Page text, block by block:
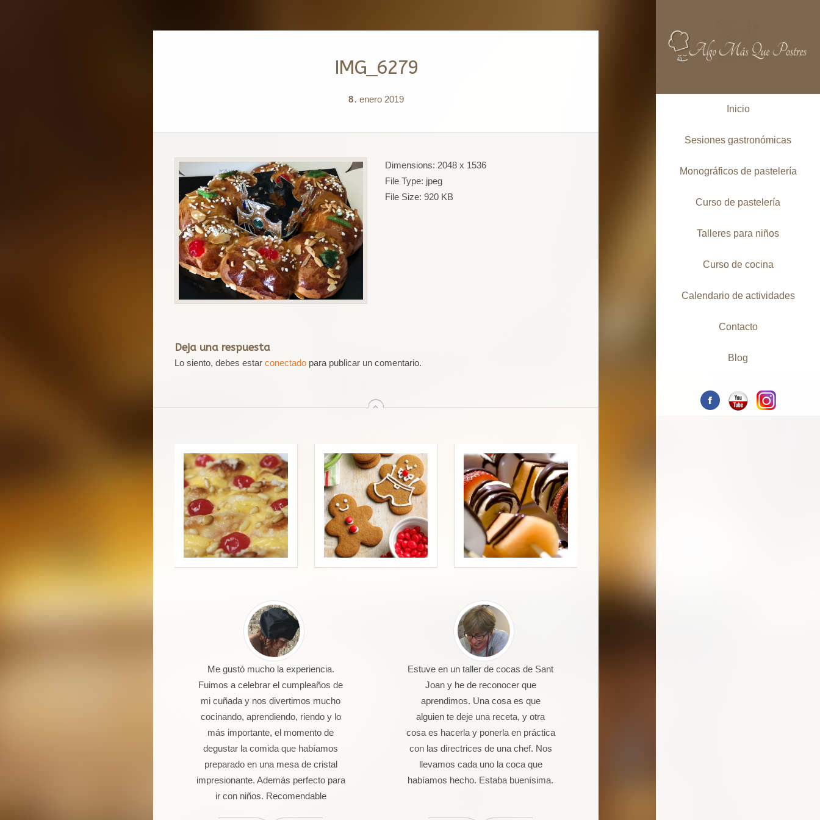
Inicio
Sesiones gastronómicas
Monográficos de pastelería
Curso de pastelería
Talleres para niños
Curso de cocina
Calendario de actividades
Contacto
Blog
IMG_6279
8 . enero 2019
Dimensions: 2048 x 1536
File Type: jpeg
File Size: 920 KB
Deja una respuesta
Lo siento, debes estar conectado para publicar un comentario.
arriba
Me gustó mucho la experiencia.
Fuimos a celebrar el cumpleaños de
mi cuñada y nos divertimos mucho
cocinando, aprendiendo, riendo y lo
más importante, el momento de
degustar la comida que habíamos
preparado en una mesa de cristal
impresionante. Además perfecto para
ir con niños. Recomendable
Estuve en un taller de cocas de Sant
Joan y he de reconocer que
aprendimos. Una cosa es que
alguien te deje una receta, y otra
cosa es hacerla y ponerla en práctica
con las directrices de una chef. Nos
llevamos cada uno la coca que
habíamos hecho. Estaba buenísima.